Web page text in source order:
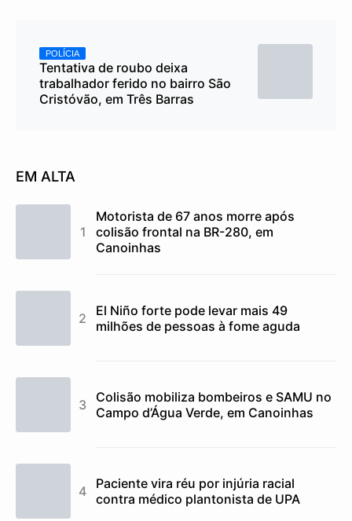
POLÍCIA
Tentativa de roubo deixa
trabalhador ferido no bairro São
Cristóvão, em Três Barras
EM ALTA
Motorista de 67 anos morre após
colisão frontal na BR-280, em
Canoinhas
El Niño forte pode levar mais 49
milhões de pessoas à fome aguda
Colisão mobiliza bombeiros e SAMU no
Campo d’Água Verde, em Canoinhas
Paciente vira réu por injúria racial
contra médico plantonista de UPA